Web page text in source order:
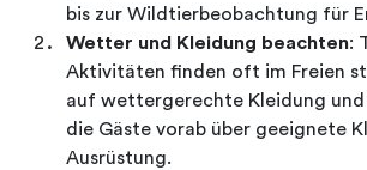
bis zur Wildtierbeobachtung für
Wetter und Kleidung beachten:
Aktivitäten finden oft im Freien
auf wettergerechte Kleidung
die Gäste vorab über geeignete
Ausrüstung.